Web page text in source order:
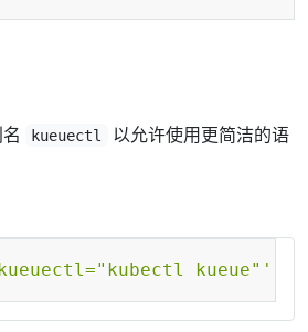
kueuectl
以允许使用更简洁的语
kueue"'